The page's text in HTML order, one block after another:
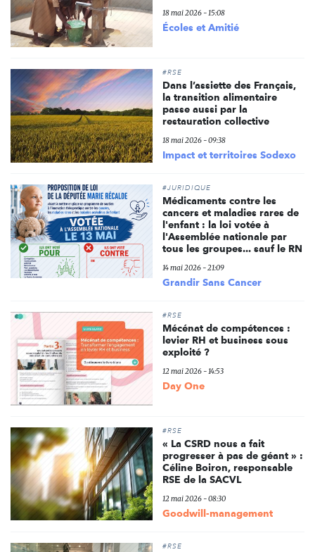
18 mai 2026 - 15:08
Écoles et Amitié
#RSE
Dans l’assiette des Français,
la transition alimentaire
passe aussi par la
restauration collective
18 mai 2026 - 09:38
Impact et territoires Sodexo
#JURIDIQUE
Médicaments contre les
cancers et maladies rares de
l'enfant : la loi votée à
l'Assemblée nationale par
tous les groupes... sauf le RN
14 mai 2026 - 21:09
Grandir Sans Cancer
#RSE
Mécénat de compétences :
levier RH et business sous
exploité ?
12 mai 2026 - 14:53
Day One
#RSE
« La CSRD nous a fait
progresser à pas de géant » :
Céline Boiron, responsable
RSE de la SACVL
12 mai 2026 - 08:30
Goodwill-management
#RSE